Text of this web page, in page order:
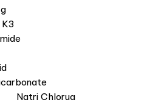
Natri Chlorua